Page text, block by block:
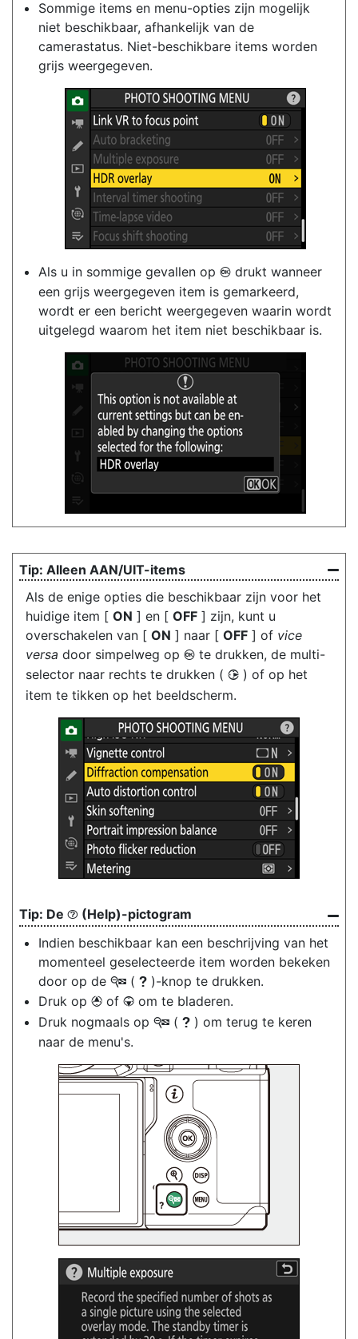
Sommige items en menu-opties zijn mogelijk
niet beschikbaar, afhankelijk van de
camerastatus. Niet-beschikbare items worden
grijs weergegeven.
Als u in sommige gevallen op J drukt wanneer
een grijs weergegeven item is gemarkeerd,
wordt er een bericht weergegeven waarin wordt
uitgelegd waarom het item niet beschikbaar is.
Alleen AAN/UIT-items
Als de enige opties die beschikbaar zijn voor het
huidige item [ ON ] en [ OFF ] zijn, kunt u
overschakelen van [ ON ] naar [ OFF ] of vice
versa door simpelweg op J te drukken, de multi-
selector naar rechts te drukken ( 2 ) of op het
item te tikken op het beeldscherm.
De d (Help)-pictogram
Indien beschikbaar kan een beschrijving van het
momenteel geselecteerde item worden bekeken
door op de W ( Q )-knop te drukken.
Druk op 1 of 3 om te bladeren.
Druk nogmaals op W ( Q ) om terug te keren
naar de menu's.